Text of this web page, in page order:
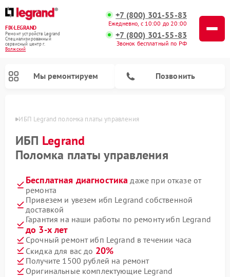
FIX-LEGRAND
Ремонт устройств Legrand
Специализированный
cервисный центр г.
Волжский
+7 (800) 301-55-83
Ежедневно, с 10:00 до 20:00
+7 (800) 301-55-83
Звонок бесплатный по РФ
Мы ремонтируем Позвонить
ИБП Legrand поломка платы управления
ИБП Legrand
Поломка платы управления
Бесплатная диагностика даже при отказе от
ремонта
Привезем и увезем ибп Legrand собственной
доставкой
Гарантия на наши работы по ремонту ибп Legrand
до 3-х лет
Срочный ремонт ибп Legrand в течении часа
Скидка для вас до 20%
Получите 1500 рублей на ремонт
Оригинальные комплектующие Legrand